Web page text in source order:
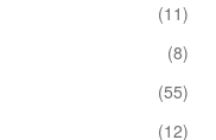
(11)
(8)
(55)
(12)